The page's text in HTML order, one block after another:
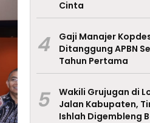
Cinta
4
Gaji Manajer
Ditanggung APBN
Tahun Pertama
5
Wakili Grujugan di
Jalan Kabupaten,
Ishlah Digembleng